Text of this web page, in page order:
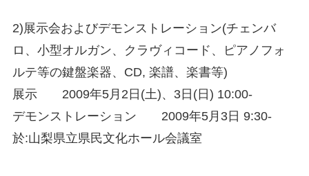
2)展示会およびデモンストレーション(チェンバ
ロ、小型オルガン、クラヴィコード、ピアノフォ
ルテ等の鍵盤楽器、CD, 楽譜、楽書等)
展示 2009年5月2日(土)、3日(日) 10:00-
デモンストレーション 2009年5月3日 9:30-
於:山梨県立県民文化ホール会議室